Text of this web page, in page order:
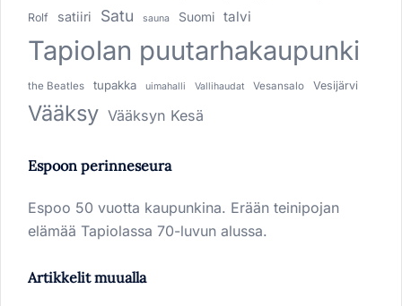
Rolf satiiri Satu sauna Suomi talvi
Tapiolan puutarhakaupunki
the Beatles tupakka uimahalli Vallihaudat Vesansalo Vesijärvi
Vääksy Vääksyn Kesä
Espoon perinneseura
Espoo 50 vuotta kaupunkina. Erään teinipojan
elämää Tapiolassa 70-luvun alussa.
Artikkelit muualla